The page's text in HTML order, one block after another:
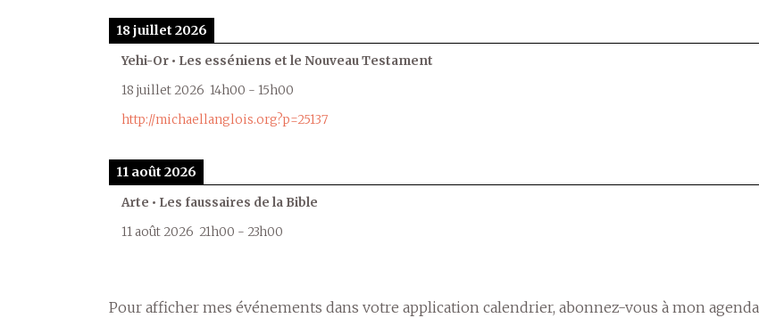
18 juillet 2026
Yehi-Or • Les esséniens et le Nouveau Testament
18 juillet 2026 14h00 - 15h00
http://michaellanglois.org?p=25137
11 août 2026
Arte • Les faussaires de la Bible
11 août 2026 21h00 - 23h00
Pour afficher mes événements dans votre application calendrier, abonnez-vous à mon agenda